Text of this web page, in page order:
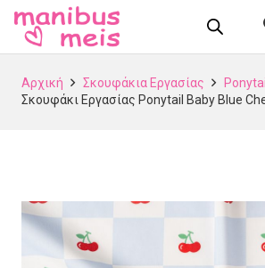
Αρχική Σκουφάκια Εργασίας
Ponytail
Σκουφάκι Εργασίας Ponytail Baby Blue